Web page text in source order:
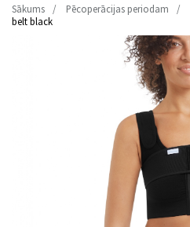
Sākums Pēcoperācijas periodam
belt black